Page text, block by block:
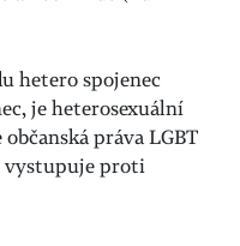
hetero spojenec
je heterosexuální
práva LGBT
vystupuje proti